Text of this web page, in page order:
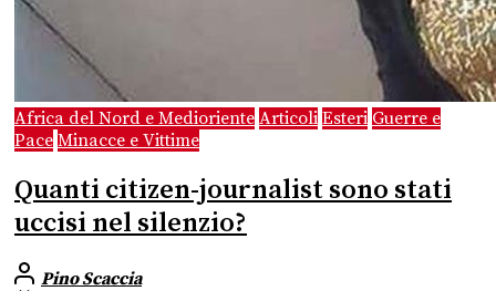
Africa del Nord e Medioriente Articoli Esteri Guerre e
Pace Minacce e Vittime
Quanti citizen-journalist sono stati
uccisi nel silenzio?
Pino Scaccia